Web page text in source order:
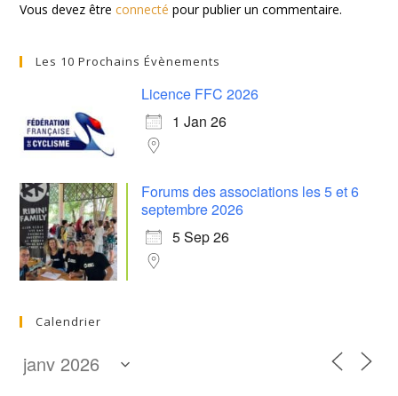
Vous devez êtreconnecté pour publier un commentaire.
Les 10 Prochains Évènements
Licence FFC 2026
1 Jan 26
Forums des associations les 5 et 6
septembre 2026
5 Sep 26
Calendrier